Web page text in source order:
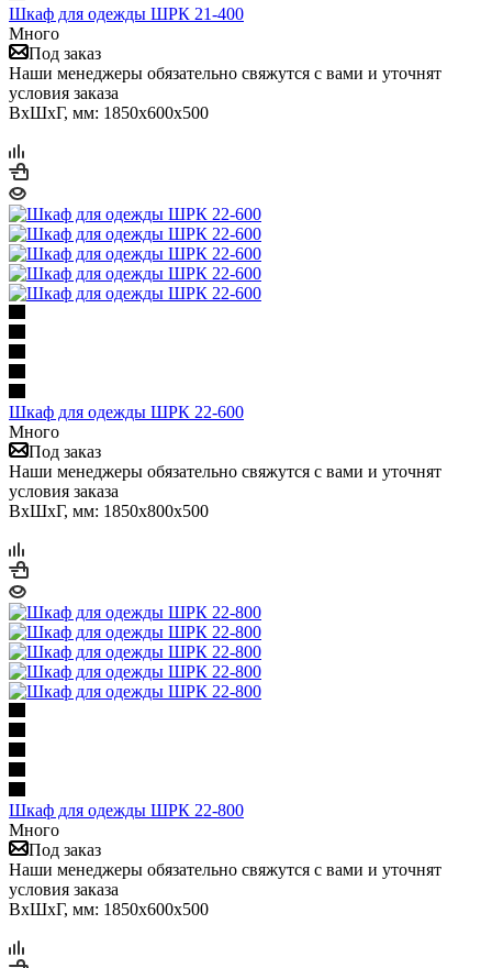
Шкаф для одежды ШРК 21-400
Много
Под заказ
Наши менеджеры обязательно свяжутся с вами и уточнят
условия заказа
ВхШхГ, мм: 1850x600x500
Шкаф для одежды ШРК 22-600
Много
Под заказ
Наши менеджеры обязательно свяжутся с вами и уточнят
условия заказа
ВхШхГ, мм: 1850x800x500
Шкаф для одежды ШРК 22-800
Много
Под заказ
Наши менеджеры обязательно свяжутся с вами и уточнят
условия заказа
ВхШхГ, мм: 1850x600x500